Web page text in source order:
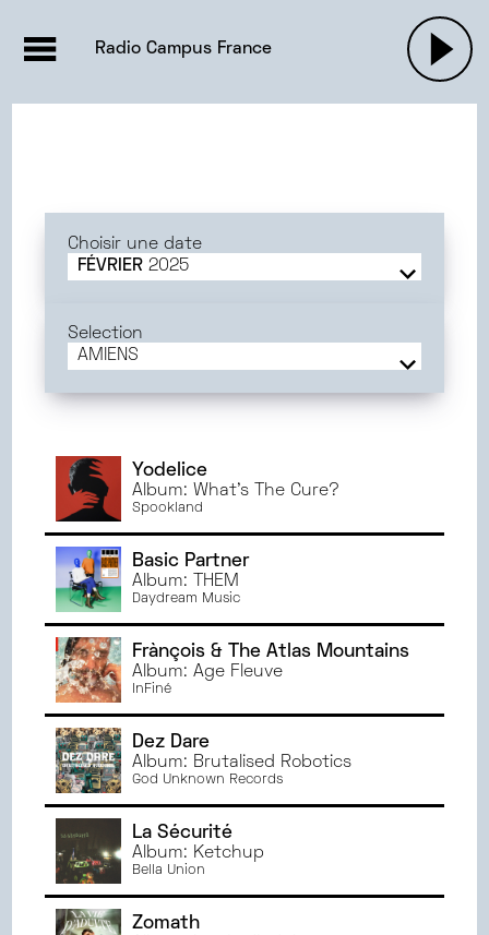
ACTUALITÉS
EMISSIONS |
PODCASTS
Radio Campus France
Choisir une date
FÉVRIER 2025
MAI
2025
AVRIL2025
DÉCEMBRE2024
NOVEMBRE2024
OCTOBRE
SEPTEMBRE
2024
JUIN2024
MAI2024
AVRIL
MARS
2024
FÉVRIER2024
JANVIER2024
DÉCEMBRE 2023
NOVEMBRE 2023
OCTOBRE2023
SEPTEMBRE2023
JUIN2023
AVRIL
2023
Selection
AMIENS
GRENOBLE
PARIS
AMIENS
ANGERS
Yodelice
Album: What's The Cure?
Spookland
Basic Partner
Album: THEM
Daydream Music
Frànçois & The Atlas Mountains
Album: Âge Fleuve
InFiné
Dez Dare
Album: Brutalised Robotics
God Unknown Records
La Sécurité
Album: Ketchup
Bella Union
Zomath